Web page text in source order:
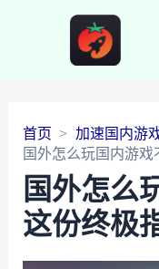
首页
加速国内游
国外怎么玩国内游
国外怎么
这份终极